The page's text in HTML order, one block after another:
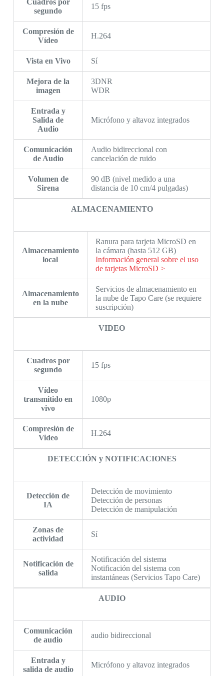
Cuadros por
segundo
15 fps
Compresión de
Vídeo
H.264
Vista en Vivo Sí
Mejora de la
imagen
3DNR
WDR
Entrada y
Salida de
Audio
Micrófono y altavoz integrados
Comunicación
de Audio
Audio bidireccional con
cancelación de ruido
Volumen de
Sirena
90 dB (nivel medido a una
distancia de 10 cm/4 pulgadas)
ALMACENAMIENTO
Almacenamiento
local
Ranura para tarjeta MicroSD en
la cámara (hasta 512 GB)
Información general sobre el uso
de tarjetas MicroSD >
Almacenamiento
en la nube
Servicios de almacenamiento en
la nube de Tapo Care (se requiere
suscripción)
VIDEO
Cuadros por
segundo
15 fps
Vídeo
transmitido en
vivo
1080p
Compresión de
Video
H.264
DETECCIÓN y NOTIFICACIONES
Detección de
IA
Detección de movimiento
Detección de personas
Detección de manipulación
Zonas de
actividad
Sí
Notificación de
salida
Notificación del sistema
Notificación del sistema con
instantáneas (Servicios Tapo Care)
AUDIO
Comunicación
de audio
audio bidireccional
Entrada y
salida de audio
Micrófono y altavoz integrados